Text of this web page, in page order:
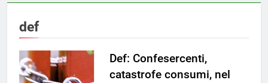
def
Def: Confesercenti,
catastrofe consumi, nel